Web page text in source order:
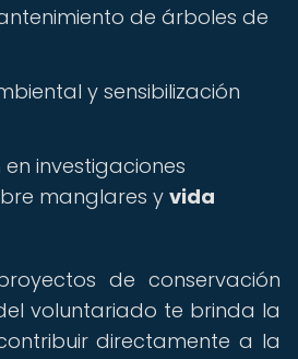
de árboles de
y sensibilización
investigaciones
manglares y vida
de conservación
voluntariado te brinda la
directamente a la